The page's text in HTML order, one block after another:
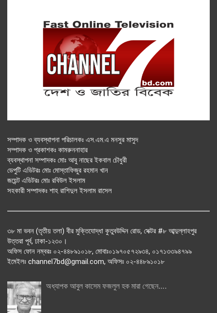
সম্পাদক ও ব্যবস্থাপনা পরিচালকঃ এস.এম.এ মনসুর মাসুদ
সম্পাদক ও প্রকাশকঃ কামরুননাহার
ব্যবস্থাপনা সম্পাদকঃ মোঃ আবু নাছের ইকবাল চৌধুরী
ডেপুটি এডিটরঃ মোঃ মোস্তাফিজুর রহমান খান
জয়েন্ট এডিটরঃ মোঃ রবিউল ইসলাম
সহকারী সম্পাদকঃ শাহ রাশিদুল ইসলাম রাসেল
৩৮ মা ভবন (তৃতীয় তলা) বীর মুক্তিযোদ্ধা কুতুবউদ্দিন রোড, সেক্টর #৮ আব্দুল্লাহপুর
উত্তরা পূর্ব, ঢাকা-১২৩০।
অফিস ফোন নম্বরঃ ০২-৪৪৮৯১০১৮, মোবাঃ০১৯৭০৫৭২৯৩৪, ০১৭১৩৩৯৪৭৯৯
ইমেইলঃ channel7bd@gmail.com, অফিসঃ ০২-৪৪৮৯১০১৮
অধ্যাপক আবুল কাসেম ফজলুল হক মারা গেছেন….